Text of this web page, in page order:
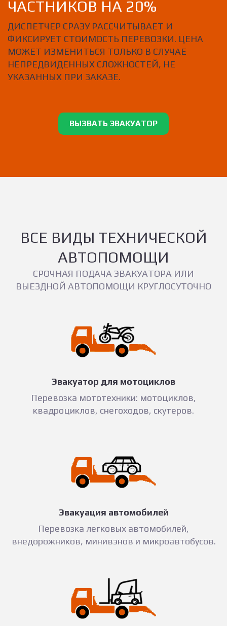
ЧАСТНИКОВ НА 20%
ДИСПЕТЧЕР СРАЗУ РАССЧИТЫВАЕТ И
ФИКСИРУЕТ СТОИМОСТЬ ПЕРЕВОЗКИ. ЦЕНА
МОЖЕТ ИЗМЕНИТЬСЯ ТОЛЬКО В СЛУЧАЕ
НЕПРЕДВИДЕННЫХ СЛОЖНОСТЕЙ, НЕ
УКАЗАННЫХ ПРИ ЗАКАЗЕ.
ВЫЗВАТЬ ЭВАКУАТОР
ВСЕ ВИДЫ ТЕХНИЧЕСКОЙ
АВТОПОМОЩИ
СРОЧНАЯ ПОДАЧА ЭВАКУАТОРА ИЛИ
ВЫЕЗДНОЙ АВТОПОМОЩИ КРУГЛОСУТОЧНО
Эвакуатор для мотоциклов
Перевозка мототехники: мотоциклов,
квадроциклов, снегоходов, скутеров.
Эвакуация автомобилей
Перевозка легковых автомобилей,
внедорожников, минивэнов и микроавтобусов.